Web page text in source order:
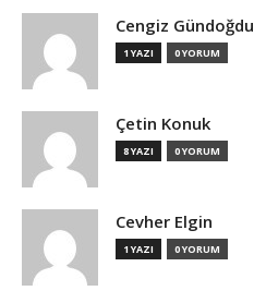
Cengiz Gündoğdu
1 YAZI 0 YORUM
Çetin Konuk
8 YAZI 0 YORUM
Cevher Elgin
1 YAZI 0 YORUM